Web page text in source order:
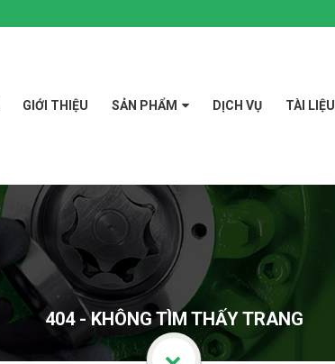
GIỚI THIỆU SẢN PHẨM DỊCH VỤ TÀI LIỆU
404 - KHÔNG TÌM THẤY TRANG